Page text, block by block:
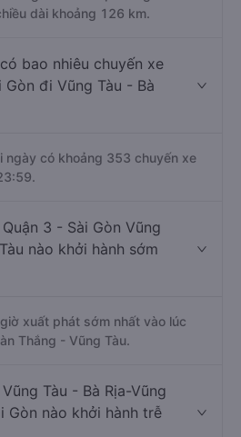
dài khoảng 126 km.
bao nhiêu chuyến xe
Gòn đi Vũng Tàu - Bà
ngày có khoảng 353 chuyến xe
3 - Sài Gòn Vũng
nào khởi hành sớm
xuất phát sớm nhất vào lúc
Thắng - Vũng Tàu.
Tàu - Bà Rịa-Vũng
Gòn nào khởi hành trễ